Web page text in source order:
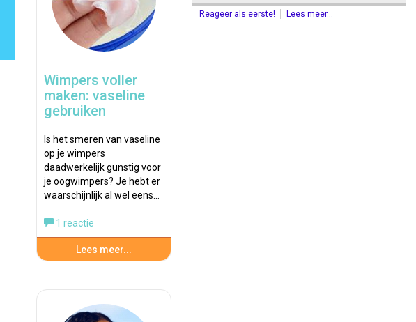
Reageer als eerste! Lees meer...
Wimpers voller
maken: vaseline
gebruiken
Is het smeren van vaseline
op je wimpers
daadwerkelijk gunstig voor
je oogwimpers? Je hebt er
waarschijnlijk al wel eens…
1 reactie
Lees meer...